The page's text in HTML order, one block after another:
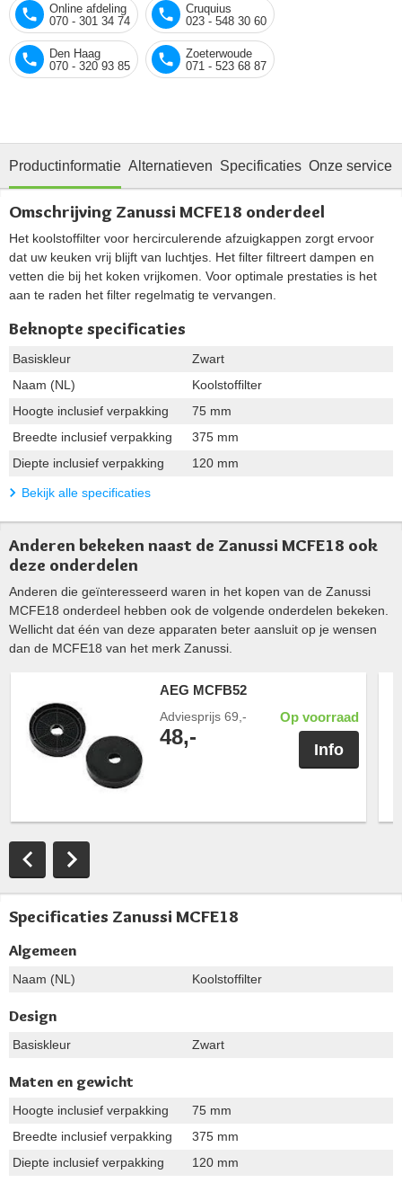
Online afdeling
070 - 301 34 74
Cruquius
023 - 548 30 60
Den Haag
070 - 320 93 85
Zoeterwoude
071 - 523 68 87
Productinformatie Alternatieven Specificaties Onze service
Omschrijving Zanussi MCFE18 onderdeel
Het koolstoffilter voor hercirculerende afzuigkappen zorgt ervoor
dat uw keuken vrij blijft van luchtjes. Het filter filtreert dampen en
vetten die bij het koken vrijkomen. Voor optimale prestaties is het
aan te raden het filter regelmatig te vervangen.
Beknopte specificaties
Basiskleur
Zwart
Naam (NL)
Koolstoffilter
Hoogte inclusief verpakking
75 mm
Breedte inclusief verpakking
375 mm
Diepte inclusief verpakking
120 mm
Bekijk alle specificaties
Anderen bekeken naast de Zanussi MCFE18 ook
deze onderdelen
Anderen die geïnteresseerd waren in het kopen van de Zanussi
MCFE18 onderdeel hebben ook de volgende onderdelen bekeken.
Wellicht dat één van deze apparaten beter aansluit op je wensen
dan de MCFE18 van het merk Zanussi.
AEG MCFB52
Adviesprijs 69,-
48,-
Op voorraad
Info
Specificaties Zanussi MCFE18
Algemeen
Naam (NL) Koolstoffilter
Design
Basiskleur Zwart
Maten en gewicht
Hoogte inclusief verpakking
75 mm
Breedte inclusief verpakking
375 mm
Diepte inclusief verpakking
120 mm